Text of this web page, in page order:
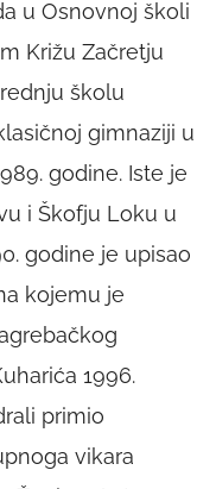
u Osnovnoj školi
Križu Začretju
školu
gimnaziji u
godine. Iste je
i Škofju Loku u
godine je upisao
kojemu je
1996.
primio
vikara